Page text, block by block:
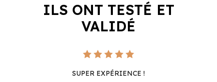
ILS ONT TESTÉ ET
VALIDÉ
SUPER EXPÉRIENCE !